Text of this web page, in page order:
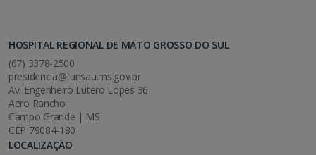
HOSPITAL REGIONAL DE MATO GROSSO DO SUL
(67) 3378-2500
presidencia@funsau.ms.gov.br
Av. Engenheiro Lutero Lopes 36
Aero Rancho
Campo Grande | MS
CEP 79084-180
LOCALIZAÇÃO